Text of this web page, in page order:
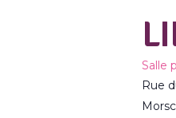
Salle
Rue